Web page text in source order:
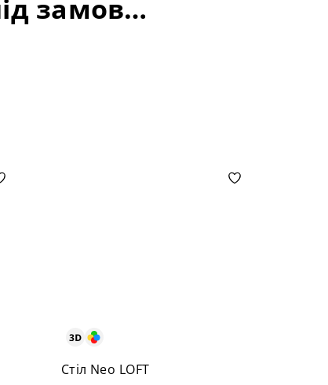
Офісні столи: матеріал-дуб; колір-тонування під замовлення; довжина стільниці-1000+400 мм розсувний;
Стіл Neo LOFT